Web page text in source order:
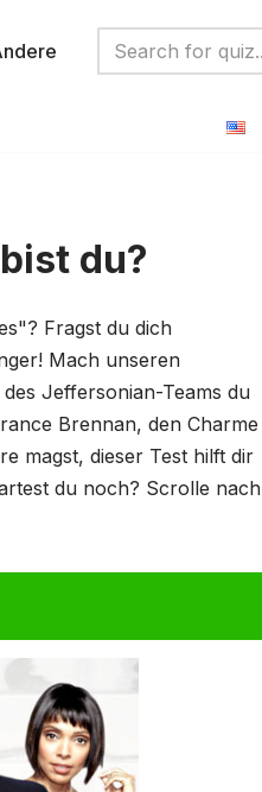
du?
Fragst du dich
Mach unseren
Jeffersonian-Teams du
Brennan, den Charme
magst, dieser Test hilft dir
du noch? Scrolle nach